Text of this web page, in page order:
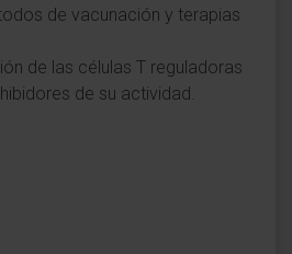
de vacunación y terapias
de las células T reguladoras
de su actividad.